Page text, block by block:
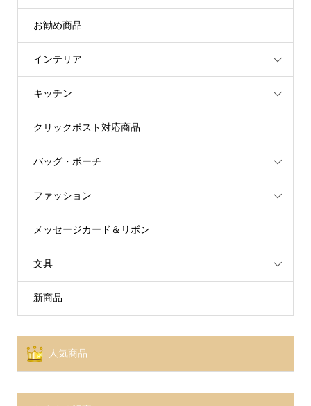
お勧め商品
インテリア
キッチン
クリックポスト対応商品
バッグ・ポーチ
ファッション
メッセージカード＆リボン
文具
新商品
人気商品